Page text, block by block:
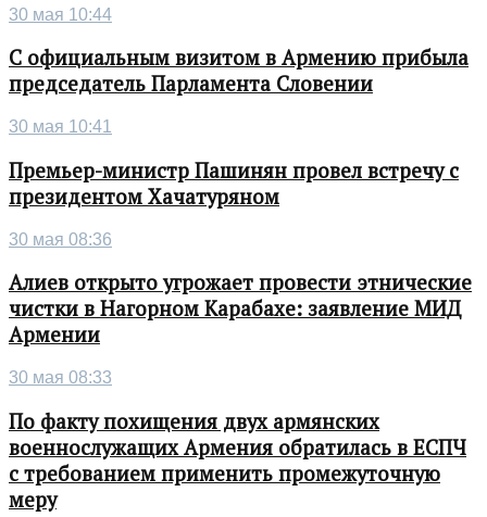
30 мая 10:44
С официальным визитом в Армению прибыла
председатель Парламента Словении
30 мая 10:41
Премьер-министр Пашинян провел встречу с
президентом Хачатуряном
30 мая 08:36
Алиев открыто угрожает провести этнические
чистки в Нагорном Карабахе: заявление МИД
Армении
30 мая 08:33
По факту похищения двух армянских
военнослужащих Армения обратилась в ЕСПЧ
с требованием применить промежуточную
меру